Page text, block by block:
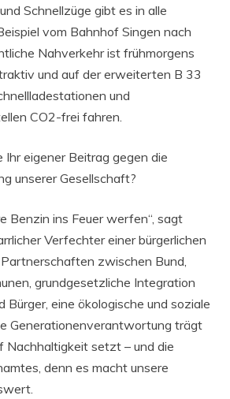
Schnellzüge gibt es in alle
vom Bahnhof Singen nach
Nahverkehr ist frühmorgens
und auf der erweiterten B 33
und
CO2-frei fahren.
Ihr eigener Beitrag gegen die
unserer Gesellschaft?
Benzin ins Feuer werfen“, sagt
Verfechter einer bürgerlichen
zwischen Bund,
grundgesetzliche Integration
Bürger, eine ökologische und soziale
Generationenverantwortung trägt
Nachhaltigkeit setzt – und die
denn es macht unsere